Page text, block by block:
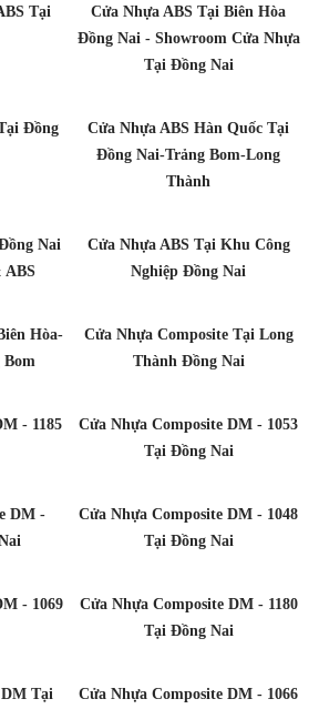
Tại
Cửa Nhựa ABS Tại Biên Hòa
Đồng Nai - Showroom Cửa Nhựa
Tại Đồng Nai
Đồng
Cửa Nhựa ABS Hàn Quốc Tại
Đồng Nai-Trảng Bom-Long
Thành
Nai
ABS
Cửa Nhựa ABS Tại Khu Công
Nghiệp Đồng Nai
Hòa-
Bom
Cửa Nhựa Composite Tại Long
Thành Đồng Nai
- 1185
Cửa Nhựa Composite DM - 1053
Tại Đồng Nai
DM -
Cửa Nhựa Composite DM - 1048
Tại Đồng Nai
- 1069
Cửa Nhựa Composite DM - 1180
Tại Đồng Nai
DM Tại
Cửa Nhựa Composite DM - 1066